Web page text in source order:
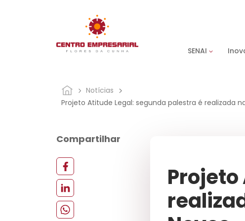
SENAI
Notícias
Projeto Atitude Legal: segunda palestra é realizada
Compartilhar